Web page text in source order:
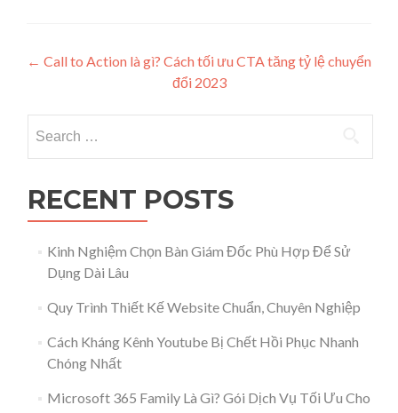
Post navigation
← Call to Action là gì? Cách tối ưu CTA tăng tỷ lệ chuyển
đổi 2023
RECENT POSTS
Kinh Nghiệm Chọn Bàn Giám Đốc Phù Hợp Để Sử
Dụng Dài Lâu
Quy Trình Thiết Kế Website Chuẩn, Chuyên Nghiệp
Cách Kháng Kênh Youtube Bị Chết Hồi Phục Nhanh
Chóng Nhất
Microsoft 365 Family Là Gì? Gói Dịch Vụ Tối Ưu Cho